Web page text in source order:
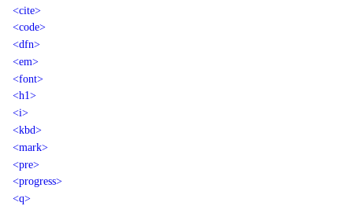
<cite>
<code>
<dfn>
<em>
<font>
<h1>
<i>
<kbd>
<mark>
<pre>
<progress>
<q>